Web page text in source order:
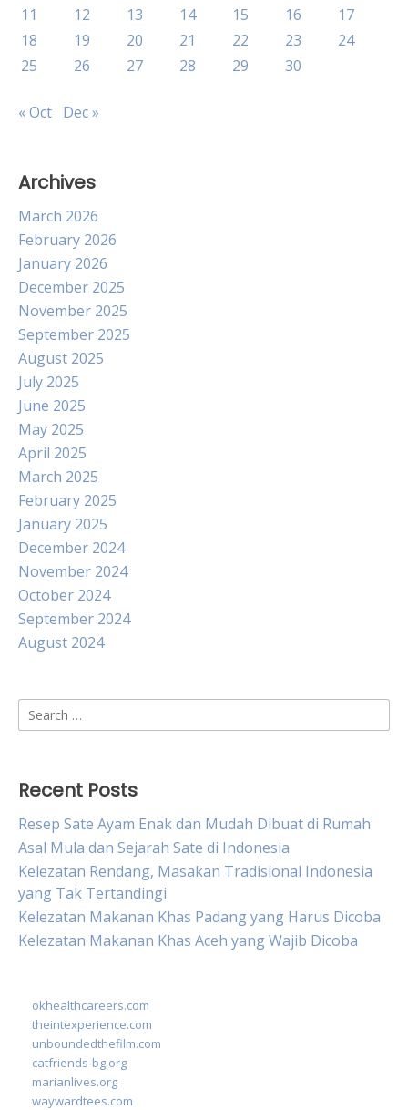
11
12 13 14 15 16
17
18
19 20 21 22 23
24
25
26 27 28 29 30
« Oct Dec »
Archives
March 2026
February 2026
January 2026
December 2025
November 2025
September 2025
August 2025
July 2025
June 2025
May 2025
April 2025
March 2025
February 2025
January 2025
December 2024
November 2024
October 2024
September 2024
August 2024
Search
for:
Recent Posts
Resep Sate Ayam Enak dan Mudah Dibuat di Rumah
Asal Mula dan Sejarah Sate di Indonesia
Kelezatan Rendang, Masakan Tradisional Indonesia
yang Tak Tertandingi
Kelezatan Makanan Khas Padang yang Harus Dicoba
Kelezatan Makanan Khas Aceh yang Wajib Dicoba
okhealthcareers.com
theintexperience.com
unboundedthefilm.com
catfriends-bg.org
marianlives.org
waywardtees.com